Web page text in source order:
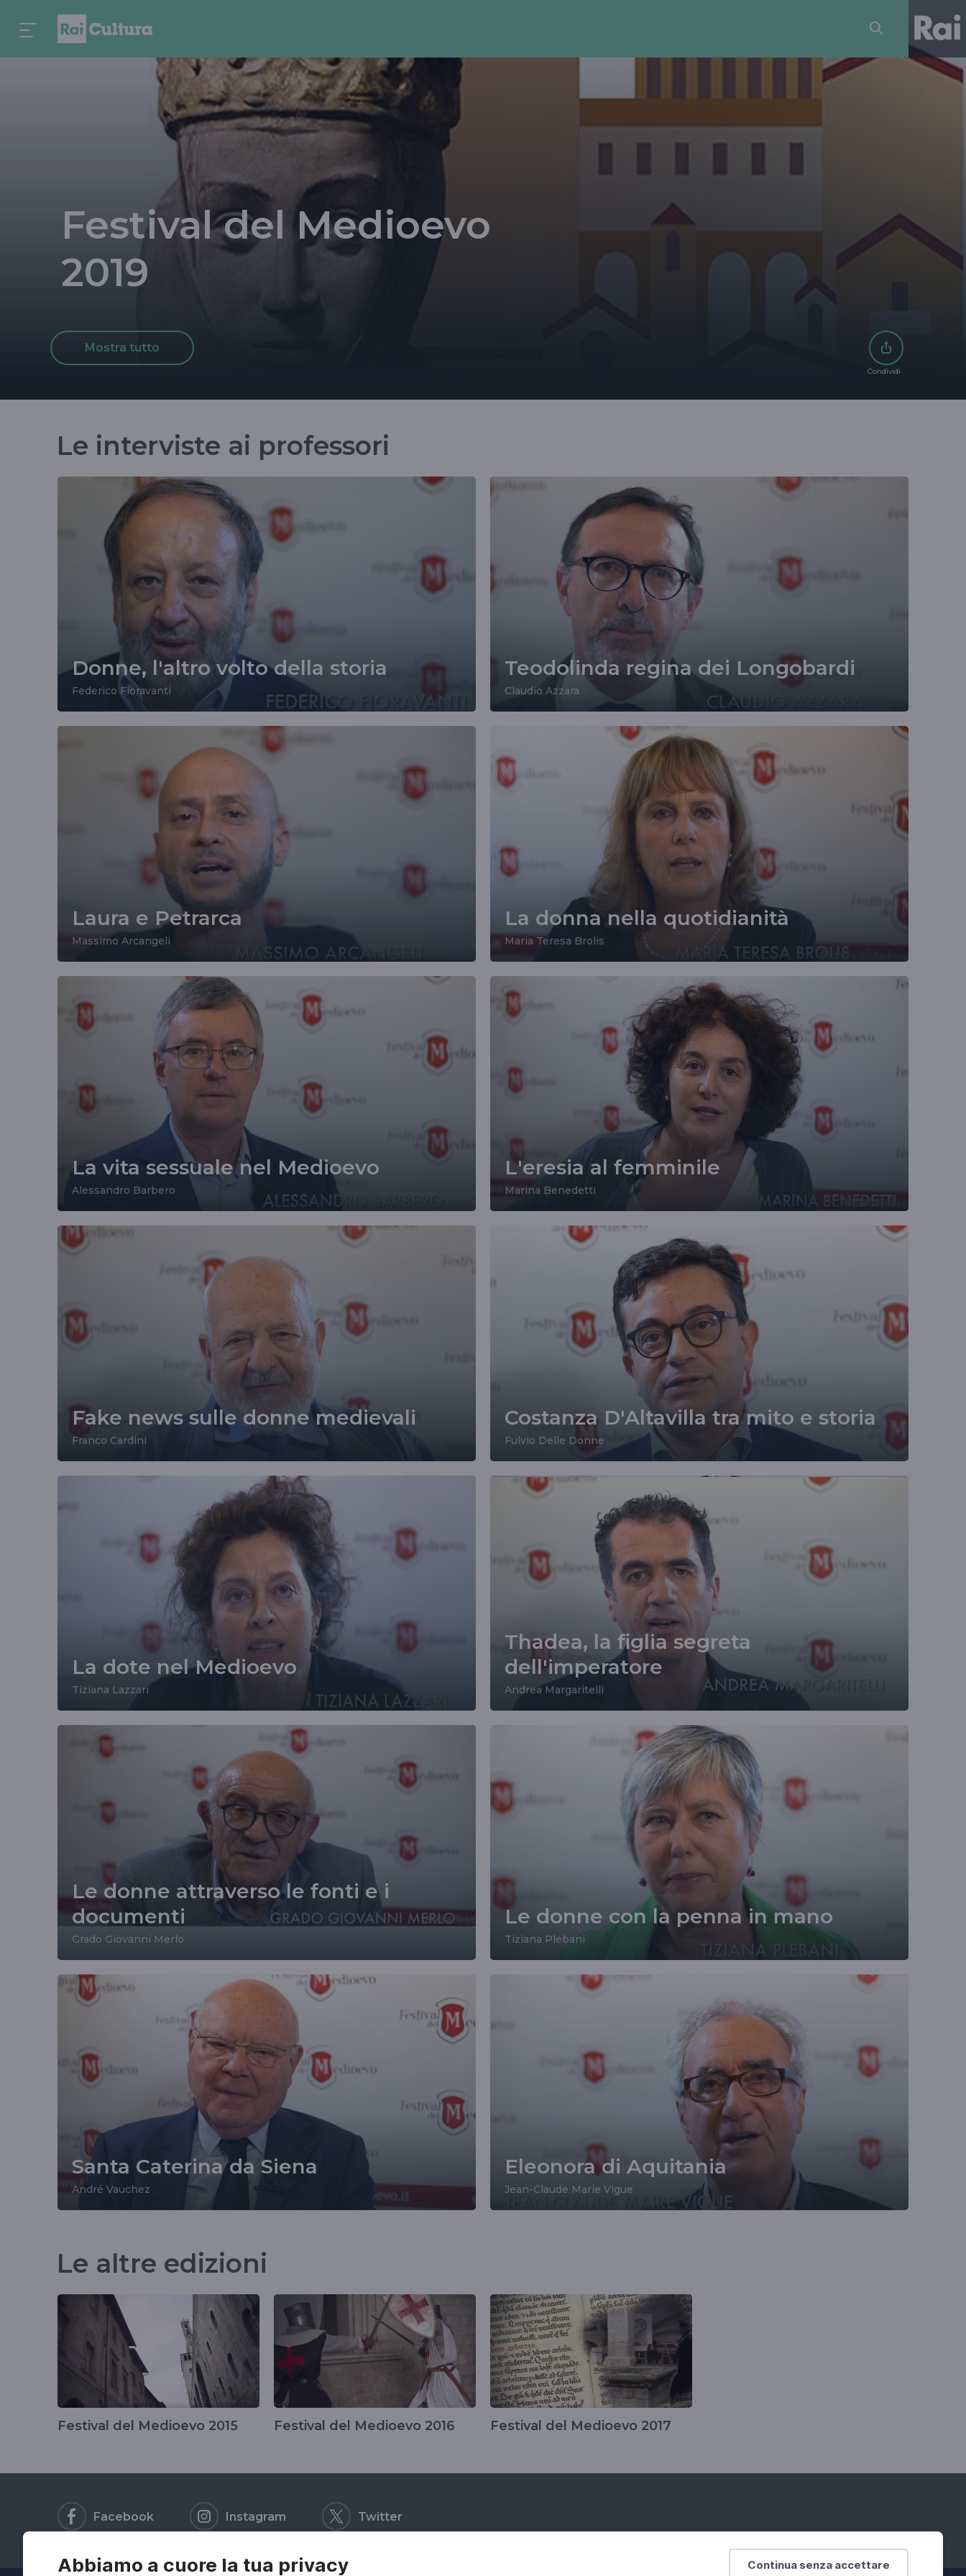
Continua senza accettare
Abbiamo a cuore la tua privacy
Festival del Medioevo
2019
Mostra tutto
Condividi
Le interviste ai professori
Donne, l'altro volto della storia
Federico Fioravanti
Teodolinda regina dei Longobardi
Claudio Azzara
Laura e Petrarca
Massimo Arcangeli
La donna nella quotidianità
Maria Teresa Brolis
La vita sessuale nel Medioevo
Alessandro Barbero
L'eresia al femminile
Marina Benedetti
Fake news sulle donne medievali
Franco Cardini
Costanza D'Altavilla tra mito e storia
Fulvio Delle Donne
La dote nel Medioevo
Tiziana Lazzari
Thadea, la figlia segreta
dell'imperatore
Andrea Margaritelli
Le donne attraverso le fonti e i
documenti
Grado Giovanni Merlo
Le donne con la penna in mano
Tiziana Plebani
Santa Caterina da Siena
André Vauchez
Eleonora di Aquitania
Jean-Claude Marie Vigue
Le altre edizioni
Festival del Medioevo 2015 Festival del Medioevo 2016 Festival del Medioevo 2017
Facebook Instagram Twitter